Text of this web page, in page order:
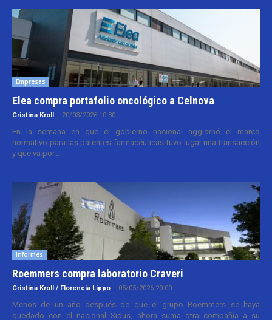
Empresas
Elea compra portafolio oncológico a Celnova
Cristina Kroll - 20/03/2026 10:30
En la semana en que el gobierno nacional aggiornó el marco
normativo para las patentes farmacéuticas tuvo lugar una transacción
y que va por...
Informes
Roemmers compra laboratorio Craveri
Cristina Kroll / Florencia Lippo - 05/05/2026 20:00
Menos de un año después de que el grupo Roemmers se haya
quedado con el nacional Sidus, ahora suma otra compañía a su